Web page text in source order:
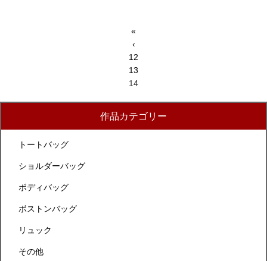
«
‹
12
13
14
作品カテゴリー
トートバッグ
ショルダーバッグ
ボディバッグ
ボストンバッグ
リュック
その他